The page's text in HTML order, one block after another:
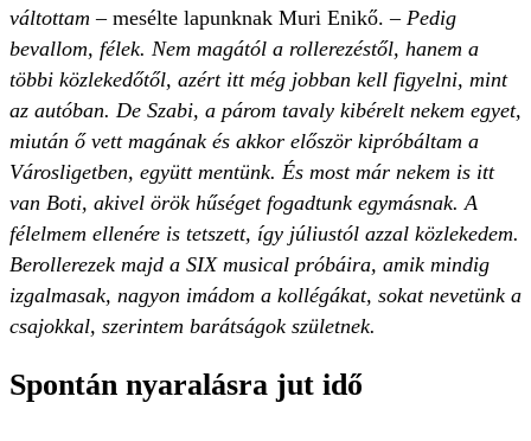
váltottam– mesélte lapunknak Muri Enikő.– Pedig
bevallom, félek. Nem magától a rollerezéstől, hanem a
többi közlekedőtől, azért itt még jobban kell figyelni, mint
az autóban. De Szabi, a párom tavaly kibérelt nekem egyet,
miután ő vett magának és akkor először kipróbáltam a
Városligetben, együtt mentünk. És most már nekem is itt
van Boti, akivel örök hűséget fogadtunk egymásnak. A
félelmem ellenére is tetszett, így júliustól azzal közlekedem.
Berollerezek majd a SIX musical próbáira, amik mindig
izgalmasak, nagyon imádom a kollégákat, sokat nevetünk a
csajokkal, szerintem barátságok születnek.
Spontán nyaralásra jut idő